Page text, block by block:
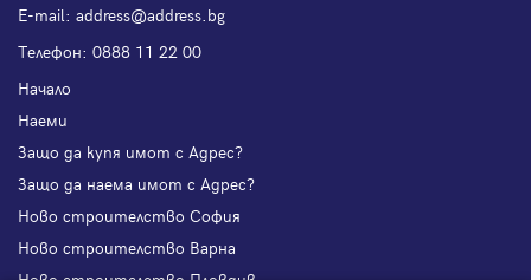
Е-mail: address@address.bg
Телефон: 0888 11 22 00
Начало
Наеми
Защо да купя имот с Адрес?
Защо да наема имот с Адрес?
Ново строителство София
Ново строителство Варна